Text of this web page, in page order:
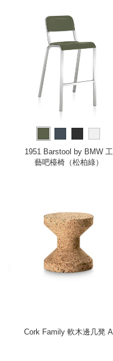
1951 Barstool by BMW 工
藝吧檯椅（松柏綠）
Cork Family 軟木邊几凳 A